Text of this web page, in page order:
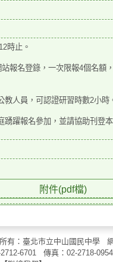
時止。
站報名登錄，一次限報4個名額
教人員，可認證研習時數2小時
踴躍報名參加，並請協助刊登
附件(pdf檔)
有：臺北市立中山國民中學
6701 傳真： 02-2718-0954